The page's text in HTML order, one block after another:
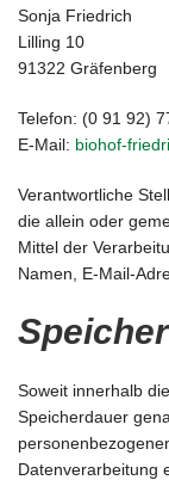
Sonja Friedrich
Lilling 10
91322 Gräfenberg
Telefon: (0 91 92)
E-Mail: biohof-
Verantwortliche
die allein oder
Mittel der
Namen, E-Mail-
Soweit innerhalb
Speicherdauer
Datenverarbeitung